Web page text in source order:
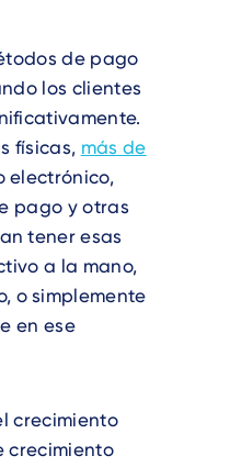
de pago
los clientes
físicas, más de
electrónico,
pago y otras
tener esas
a la mano,
o simplemente
en ese
crecimiento
crecimiento